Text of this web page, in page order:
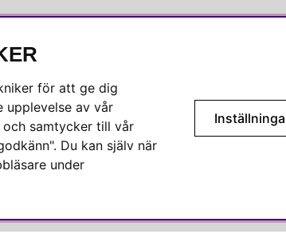
Facebook
för att ge dig
upplevelse av vår
samtycker till vår
Du kan själv när
under